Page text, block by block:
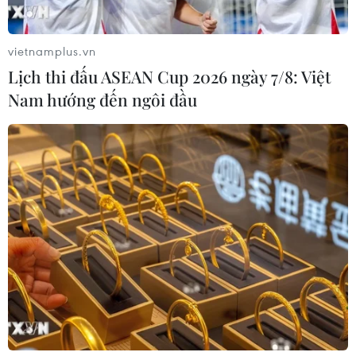
Thái Lan sử dụng sân bóng của trường đại
học để tiếp Việt Nam?
19/07/2019 09:07
Do sân Rajamangala đang trong quá trình nâng cấp,
Thái Lan rất có thể sẽ lựa chọn phương án sử dụng sân
Rangsit Campus của trường đại học Thammasat để tiếp
Việt Nam tại vòng loại World Cup 2022.
vietnamplus.vn
Lịch thi đấu ASEAN Cup 2026 ngày 7/8: Việt
Nam hướng đến ngôi đầu